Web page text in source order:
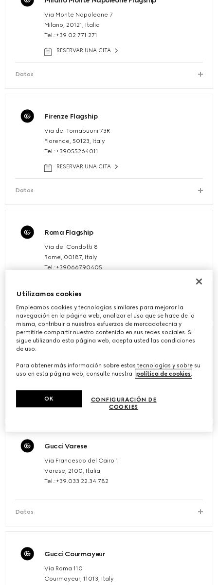
Via Monte Napoleone 7
Milano, 20121, Italia
Tel.:+39 02 771 271
RESERVAR UNA CITA
Datos
Firenze Flagship
Via de' Tornabuoni 73R
Florence, 50123, Italy
Tel.:+39055264011
RESERVAR UNA CITA
Datos
Roma Flagship
Via dei Condotti 8
Rome, 00187, Italy
Tel.:+39066790405
Datos
Corso Italia,119
Cortina d'Ampezzo(BL), 32043, Italy
Gucci Varese
Via Francesco del Cairo 1
Varese, 2100, Italia
Tel.:+39.033.22.34.782
Datos
Gucci Courmayeur
Via Roma 110
Courmayeur, 11013, Italy
Utilizamos cookies
Empleamos cookies y tecnologías similares para mejorar la
navegación en la página web, analizar el uso que se hace de la
misma, contribuir a nuestros esfuerzos de mercadotecnia y
permitirle compartir nuestro contenido en sus redes sociales. Si
sigue utilizando esta página web, acepta usted las condiciones
de uso.
Para obtener más información sobre estas tecnologías y sobre su
uso en esta página web, consulte nuestra
política de cookies
CONFIGURACIÓN DE
COOKIES
OK